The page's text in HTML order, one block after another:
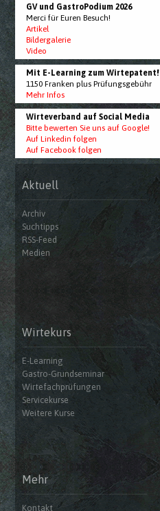
GV und GastroPodium 2026
Merci für Euren Besuch!
Artikel
Bildergalerie
Video
Mit E-Learning zum Wirtepatent!
1150 Franken plus Prüfungsgebühr
Mehr Infos
Wirteverband auf Social Media
Bitte bewerten Sie uns auf Google!
Auf Linkedin folgen
Auf Facebook folgen
Aktuell
Archiv
Suchtipps
RSS-Feed
Medien
Wirtekurs
E-Learning
Gastro-Grundseminar
Wirtefachprüfungen
Servicekurse
Weitere Kurse
Mehr
Kontakt